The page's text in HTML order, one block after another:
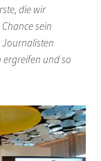
die wir
sein
Journalisten
ergreifen und so